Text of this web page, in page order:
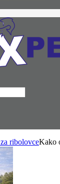
ribolovceKako